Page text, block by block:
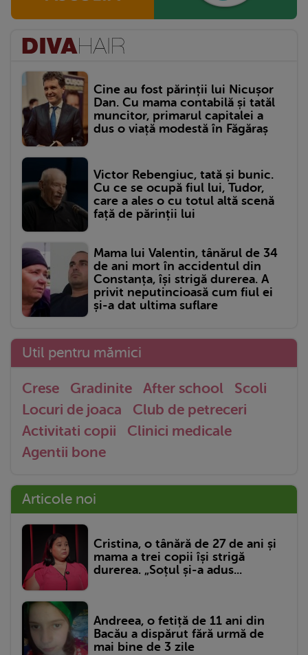
Cine au fost părinții lui Nicușor
Dan. Cu mama contabilă și tatăl
muncitor, primarul capitalei a
dus o viață modestă în Făgăraș
Victor Rebengiuc, tată și bunic.
Cu ce se ocupă fiul lui, Tudor,
care a ales o cu totul altă scenă
față de părinții lui
Mama lui Valentin, tânărul de 34
de ani mort în accidentul din
Constanța, își strigă durerea. A
privit neputincioasă cum fiul ei
și-a dat ultima suflare
Util pentru mămici
Crese Gradinite After school
Scoli
Locuri de joaca
Club de petreceri
Activitati copii
Clinici medicale
Agentii bone
Articole noi
Cristina, o tânără de 27 de ani și
mama a trei copii își strigă
durerea. „Soțul și-a adus...
Andreea, o fetiță de 11 ani din
Bacău a dispărut fără urmă de
mai bine de 3 zile